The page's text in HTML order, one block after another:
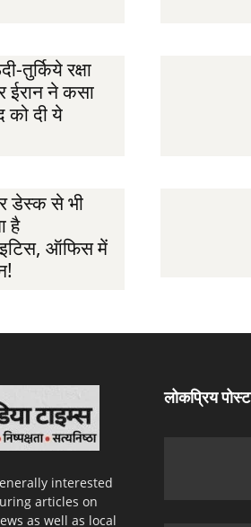
तुर्किये रक्षा
ईरान ने कसा
को दी ये
डेस्क से भी
है
ऑफिस में
interested
articles on
as well as local
लोकप्रिय पोस्ट